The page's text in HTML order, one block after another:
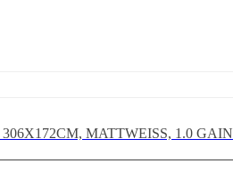
MATTWEISS, 1.0 GAIN